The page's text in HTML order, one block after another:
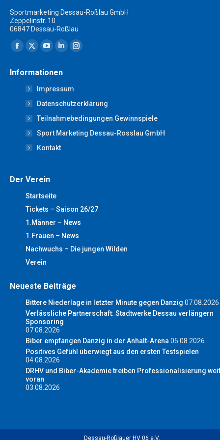
Sportmarketing Dessau-Roßlau GmbH
Zeppelinstr. 10
06847 Dessau-Roßlau
Finden Sie uns auf:
Facebook
opens
new
window
X
opens
in
new
window
YouTube
opens
in
new
window
Linkedin
opens
in
new
window
Instagram
new
window
Informationen
Impressum
Datenschutzerklärung
Teilnahmebedingungen Gewinnspiele
Sport Marketing Dessau-Rosslau GmbH
Kontakt
Der Verein
Startseite
Tickets – Saison 26/27
1.Männer – News
1.Frauen – News
Nachwuchs – Die jungen Wilden
Verein
Neueste Beiträge
Bittere Niederlage in letzter Minute gegen Danzig 07.08.2026
Verlässliche Partnerschaft: Stadtwerke Dessau verlängern
Sponsoring
07.08.2026
Biber empfangen Danzig in der Anhalt-Arena 05.08.2026
Positives Gefühl überwiegt aus den ersten Testspielen
04.08.2026
DRHV und Biber-Akademie treiben Professionalisierung
voran
03.08.2026
Dessau-Roßlauer HV 06 e.V.